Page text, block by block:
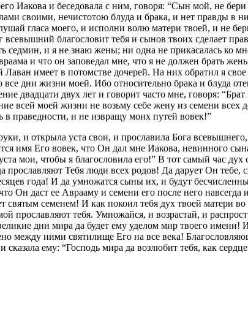
Иакова и беседовала с ним, говоря: “Сын мой, не
своими, нечистотою блуда и брака, и нет правды
гласа моего, и исполни волю матери твоей, и не
благословит тебя и сынов твоих сделает
седмин, и я не знаю жены; ни одна не прикасалась ко
и что он заповедал мне, что я не должен брать
имеет в потомстве дочерей. На них обратил я
все дни жизни моей. Ибо относительно брака и блуда
двадцати двух лет и говорит часто мне, говоря:
всей моей жизни не возьму себе жену из семени
праведности, и не извращу моих путей вовек!”
и открыла уста свои, и прославила Бога
имя Его вовек, что Он дал мне Иакова, невинного
мои, чтобы я благословила его!” В тот самый час
Тебя люди всех родов! Да дарует Он
года! И да умножатся сыны их, и будут
Он даст ее Аврааму и семени его после него
семенем! И как покоил тебя дух твоей матери
прославляют тебя. Умножайся, и возрастай, и
дни мира да будет ему уделом мир твоего
между ними святилище Его на все века!
ему: “Господь мира да возлюбит тебя, как